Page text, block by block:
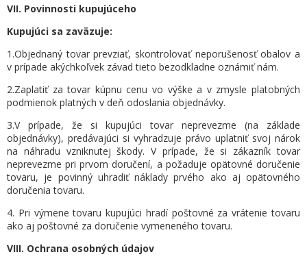
VII. Povinnosti kupujúceho
Kupujúci sa zaväzuje:
1.Objednaný tovar prevziať, skontrolovať neporušenosť obalov a
v prípade akýchkoľvek závad tieto bezodkladne oznámiť nám.
2.Zaplatiť za tovar kúpnu cenu vo výške a v zmysle platobných
podmienok platných v deň odoslania objednávky.
3.V prípade, že si kupujúci tovar neprevezme (na základe
objednávky), predávajúci si vyhradzuje právo uplatniť svoj nárok
na náhradu vzniknutej škody. V prípade, že si zákazník tovar
neprevezme pri prvom doručení, a požaduje opätovné doručenie
tovaru, je povinný uhradiť náklady prvého ako aj opätovného
doručenia tovaru.
4. Pri výmene tovaru kupujúci hradí poštovné za vrátenie tovaru
ako aj poštovné za doručenie vymeneného tovaru.
VIII. Ochrana osobných údajov